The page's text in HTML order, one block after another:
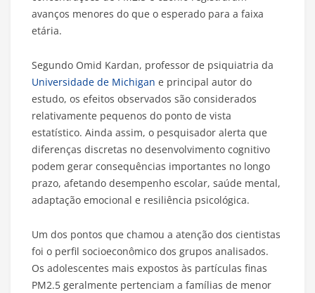
avanços menores do que o esperado para a faixa
etária.
Segundo Omid Kardan, professor de psiquiatria da
Universidade de Michigan e principal autor do
estudo, os efeitos observados são considerados
relativamente pequenos do ponto de vista
estatístico. Ainda assim, o pesquisador alerta que
diferenças discretas no desenvolvimento cognitivo
podem gerar consequências importantes no longo
prazo, afetando desempenho escolar, saúde mental,
adaptação emocional e resiliência psicológica.
Um dos pontos que chamou a atenção dos cientistas
foi o perfil socioeconômico dos grupos analisados.
Os adolescentes mais expostos às partículas finas
PM2.5 geralmente pertenciam a famílias de menor